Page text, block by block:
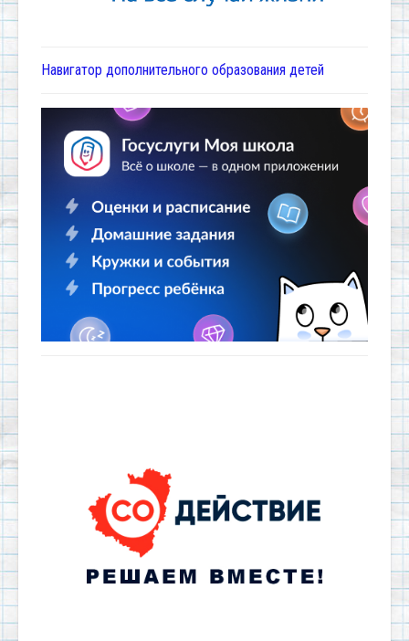
Навигатор дополнительного образования детей